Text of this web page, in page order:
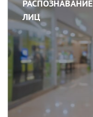
РАСПОЗНАВАНИЕ
ЛИЦ